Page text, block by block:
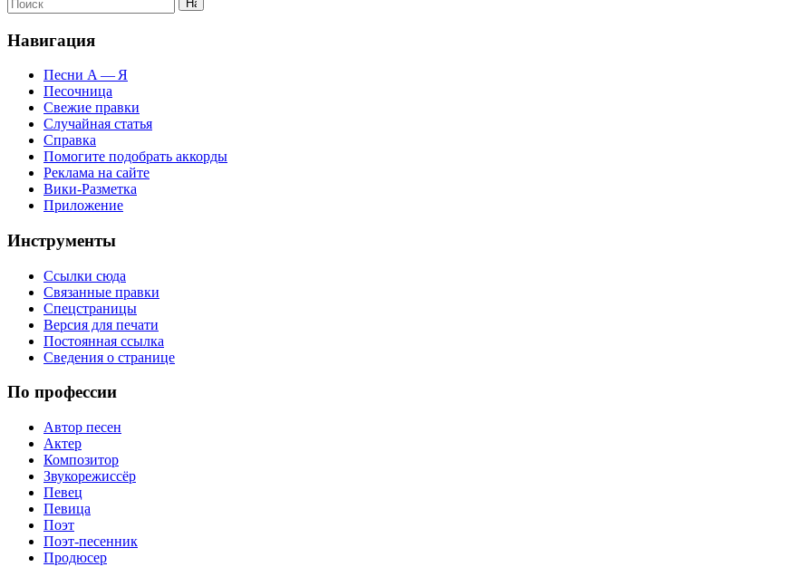
Навигация
Песни А — Я
Песочница
Свежие правки
Случайная статья
Справка
Помогите подобрать аккорды
Реклама на сайте
Вики-Разметка
Приложение
Инструменты
Ссылки сюда
Связанные правки
Спецстраницы
Версия для печати
Постоянная ссылка
Сведения о странице
По профессии
Автор песен
Актер
Композитор
Звукорежиссёр
Певец
Певица
Поэт
Поэт-песенник
Продюсер